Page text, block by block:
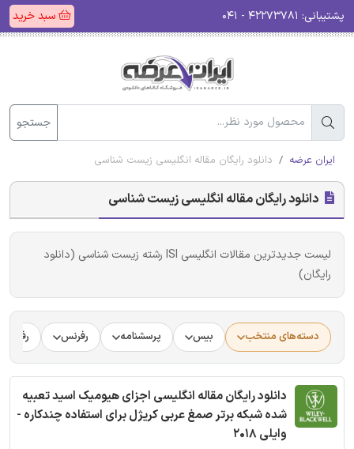
پشتیبانی: سبد خرید
جستجو
ایران عرضه دانلود رایگان مقاله انگلیسی زیست شناسی
دانلود رایگان مقاله انگلیسی زیست شناسی
لیست جدیدترین مقالات انگلیسی ISI رشته زیست شناسی (دانلود
رایگان)
دسته‌های منتخب بیس پرسشنامه رفرنس
دانلود رایگان مقاله انگلیسی اجزای هیومیک اسید تعبیه
شده شبکه برتر صمغ عربی کریژل برای استفاده چندکاره -
وایلی 2018